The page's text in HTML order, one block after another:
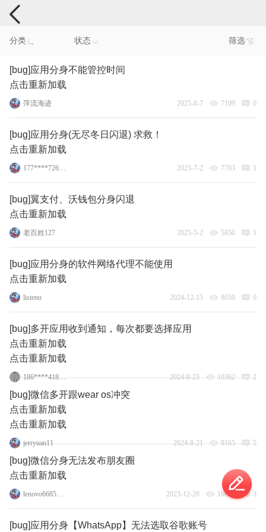
手机反馈
分类 状态 筛选
[bug]应用分身不能管控时间
点击重新加载
萍流海迹 2025-8-7 7109 0
[bug]应用分身(无尽冬日闪退) 求救！
点击重新加载
177****7267_2_2 2025-7-2 7703 1
[bug]翼支付、沃钱包分身闪退
点击重新加载
老百姓127 2025-5-2 5850 1
[bug]应用分身的软件网络代理不能使用
点击重新加载
listenu 2024-12-15 8059 0
[bug]多开应用收到通知，每次都要选择应用
点击重新加载
点击重新加载
186****4181_9 2024-8-23 10362 2
[bug]微信多开跟wear os冲突
点击重新加载
点击重新加载
jerryuan11 2024-8-21 9165 5
[bug]微信分身无法发布朋友圈
点击重新加载
lenovo66852018 2023-12-20 16649 3
[bug]应用分身【WhatsApp】无法选取谷歌账号